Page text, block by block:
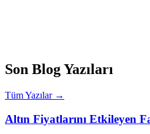
Son Blog Yazıları
Tüm Yazılar →
Altın Fiyatlarını Etkileyen